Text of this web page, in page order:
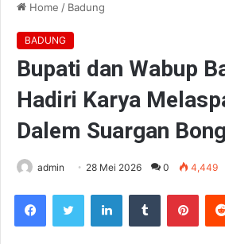
Home / Badung
BADUNG
Bupati dan Wabup
Hadiri Karya
Dalem Suargan
admin 28 Mei 2026 0 4,449